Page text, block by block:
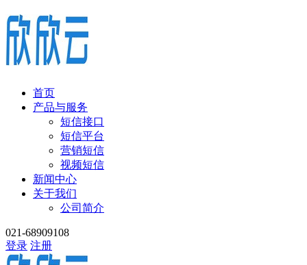
首页
产品与服务
短信接口
短信平台
营销短信
视频短信
新闻中心
关于我们
公司简介
021-68909108
登录 注册